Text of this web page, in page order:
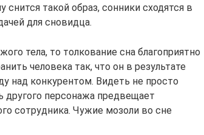
снится такой образ, сонники сходятся в
для сновидца.
тела, то толкование сна благоприятно
человека так, что он в результате
над конкурентом. Видеть не просто
другого персонажа предвещает
сотрудника. Чужие мозоли во сне